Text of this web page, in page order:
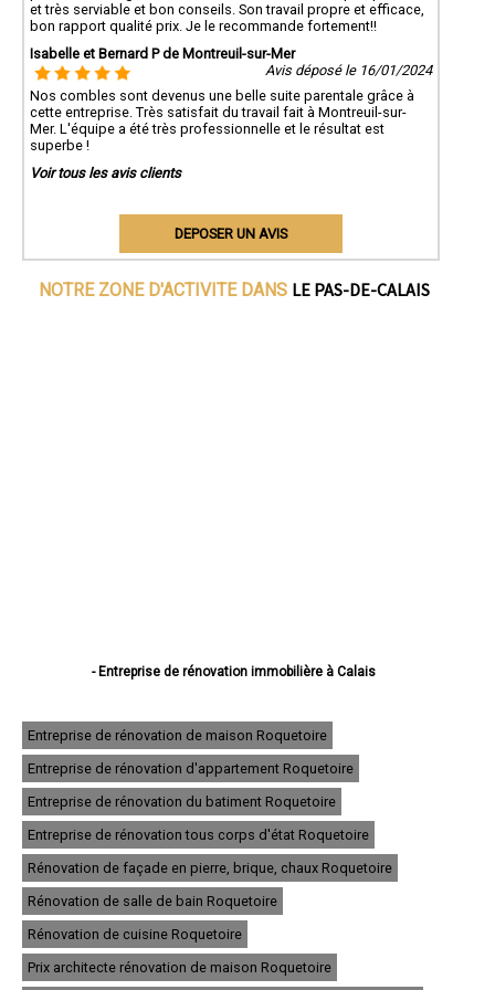
et très serviable et bon conseils. Son travail propre et efficace,
bon rapport qualité prix. Je le recommande fortement!!
Isabelle et Bernard P de Montreuil-sur-Mer
Avis déposé le 16/01/2024
Nos combles sont devenus une belle suite parentale grâce à
cette entreprise. Très satisfait du travail fait à Montreuil-sur-
Mer. L'équipe a été très professionnelle et le résultat est
superbe !
Voir tous les avis clients
DEPOSER UN AVIS
NOTRE ZONE D'ACTIVITE DANS LE PAS-DE-CALAIS
- Entreprise de rénovation immobilière à Calais
- Entreprise de rénovation immobilière à Lens
- Entreprise de rénovation immobilière à Liévin
- Entreprise de rénovation immobilière à Béthune
- Entreprise de rénovation immobilière à Hénin-Beaumont
- Entreprise de rénovation immobilière à Bruay-la-Buissière
- Entreprise de rénovation immobilière à Avion
- Entreprise de rénovation immobilière à Carvin
- Entreprise de rénovation immobilière à Berck
- Entreprise de rénovation immobilière à Saint-Omer
- Entreprise de rénovation immobilière à Outreau
- Entreprise de rénovation immobilière à Harnes
- Entreprise de rénovation immobilière à Méricourt
- Entreprise de rénovation immobilière à Nœux-les-Mines
Entreprise de rénovation de maison Roquetoire
Entreprise de rénovation d'appartement Roquetoire
Entreprise de rénovation du batiment Roquetoire
Entreprise de rénovation tous corps d'état Roquetoire
Rénovation de façade en pierre, brique, chaux Roquetoire
Rénovation de salle de bain Roquetoire
Rénovation de cuisine Roquetoire
Prix architecte rénovation de maison Roquetoire